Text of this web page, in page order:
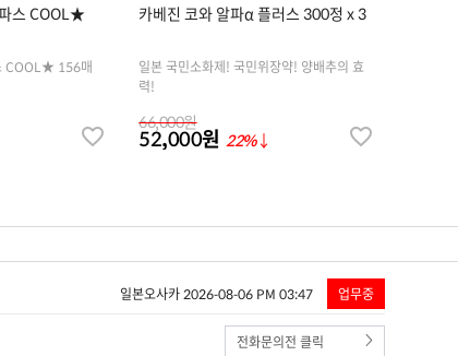
스 COOL★
[로이히츠보코] 동전파스 COOL★ 156매
카베진 코와 알파α 플러스 300정 x 3
일본 국민소화제! 국민위장약! 양배추의 효
력!
66,000원
52,000원 22%↓
일본오사카 2026-08-06 PM 03:47 업무중
전화문의전 클릭